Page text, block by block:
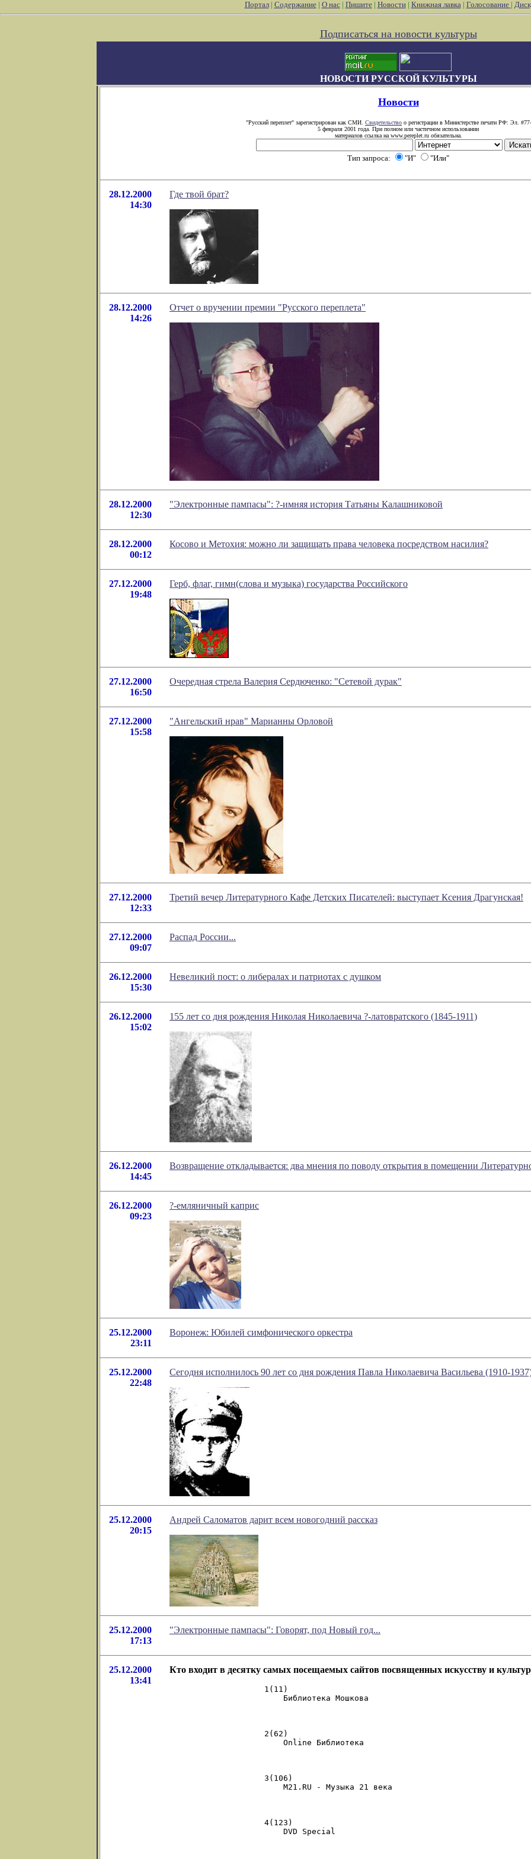
Портал| Содержание| О нас| Пишите| Новости| Книжная лавка| Голосование |
Подписаться на новости культуры
НОВОСТИ РУССКОЙ КУЛЬТУРЫ
Новости
"Русский переплет" зарегистрирован как СМИ. Свидетельство о регистрации в Министерстве печати РФ: Эл.
5 февраля 2001 года. При полном или частичном использовании
материалов ссылка на www.pereplet.ru обязательна.
Тип запроса: "И" "Или"
28.12.2000
14:30
Где твой брат?
28.12.2000
14:26
Отчет о вручении премии "Русского переплета"
28.12.2000
12:30
"Электронные пампасы": ?-имняя история Татьяны Калашниковой
28.12.2000
00:12
Косово и Метохия: можно ли защищать права человека посредством насилия?
27.12.2000
19:48
Герб, флаг, гимн(слова и музыка) государства Российского
27.12.2000
16:50
Очередная стрела Валерия Сердюченко: "Сетевой дурак"
27.12.2000
15:58
"Ангельский нрав" Марианны Орловой
27.12.2000
12:33
Третий вечер Литературного Кафе Детских Писателей: выступает Ксения Драгунская!
27.12.2000
09:07
Распад России...
26.12.2000
15:30
Невеликий пост: о либералах и патриотах с душком
26.12.2000
15:02
155 лет со дня рождения Николая Николаевича ?-латовратского (1845-1911)
26.12.2000
14:45
Возвращение откладывается: два мнения по поводу открытия в помещении
26.12.2000
09:23
?-емляничный каприс
25.12.2000
23:11
Воронеж: Юбилей симфонического оркестра
25.12.2000
22:48
Сегодня исполнилось 90 лет со дня рождения Павла Николаевича Васильева (1910-
25.12.2000
20:15
Андрей Саломатов дарит всем новогодний рассказ
25.12.2000
17:13
"Электронные пампасы": Говорят, под Новый год...
25.12.2000
13:41
Кто входит в десятку самых посещаемых сайтов посвященных искусству и
               1(11)
               2(62)
                   Online Библиотека
               3(106)
               4(123)
                   DVD Special